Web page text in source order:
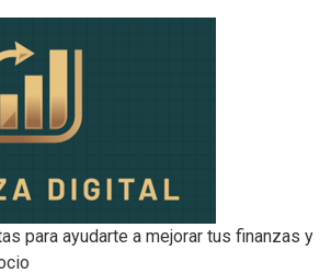
para ayudarte a mejorar tus finanzas y